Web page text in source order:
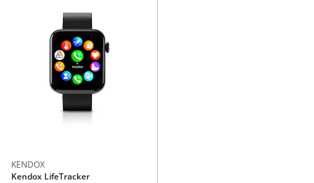
KENDOX
Kendox LifeTracker